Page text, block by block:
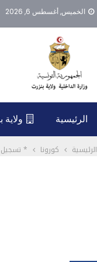
الخميس, أغسطس 6, 2026
الرئيسية
الرئيسية كورونا * تسجيل 7 حالات إيجابية بفيروس كورونا المستجد